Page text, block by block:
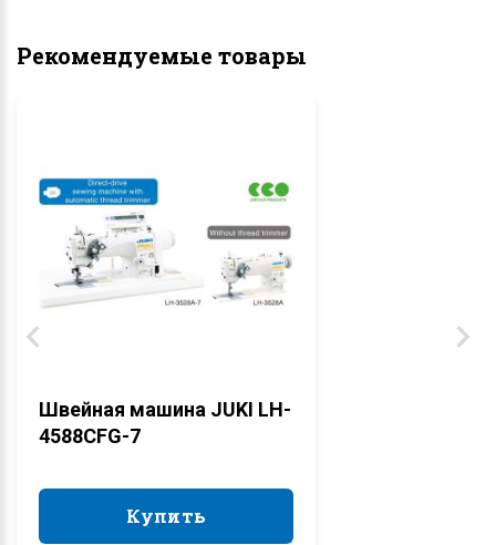
Рекомендуемые товары
Швейная машина JUKI LH-
4588CFG-7
Купить
Купить